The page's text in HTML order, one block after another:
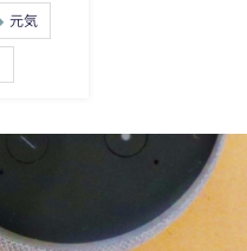
元気